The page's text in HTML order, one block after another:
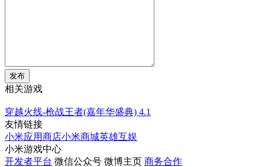
发布
相关游戏
穿越火线-枪战王者(嘉年华盛典) 4.1
友情链接
小米应用商店小米商城英雄互娱
小米游戏中心
开发者平台 微信公众号 微博主页 商务合作